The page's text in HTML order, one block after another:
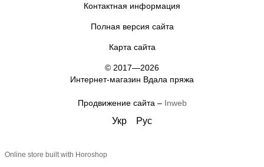
Контактная информация
Полная версия сайта
Карта сайта
© 2017—2026
Интернет-магазин Вдала пряжа
Продвижение сайта – Inweb
Укр Рус
Online store built with Horoshop